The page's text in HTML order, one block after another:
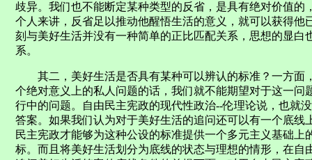
歧异。我们也不能断定某种类型的反省，是具有绝对价值
个人来讲，反省足以推动他醒悟生活的意义，就可以获得
刻与美好生活并没有一种简单的正比匹配关系，思想的显
系。
其二，美好生活是否具有某种可以辨认的标准？一方面
个绝对意义上的私人问题的话，我们就不能期望对于这一问
行中的问题。自由民主宪政的现代性政治--伦理论说，也就
答案。如果我们认为对于美好生活的追问还可以有一个底
民主宪政才能够为这种公设的标准提供一个多元主义基础
标。而且将美好生活划分为底线的状态与理想的情形，在